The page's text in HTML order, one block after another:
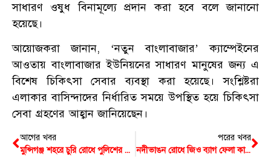
সাধারণ ওষুধ বিনামূল্যে প্রদান করা হবে বলে জানানো
হয়েছে।
আয়োজকরা জানান, ‘নতুন বাংলাবাজার’ ক্যাম্পেইনের
আওতায় বাংলাবাজার ইউনিয়নের সাধারণ মানুষের জন্য এ
বিশেষ চিকিৎসা সেবার ব্যবস্থা করা হয়েছে। সংশ্লিষ্টরা
এলাকার বাসিন্দাদের নির্ধারিত সময়ে উপস্থিত হয়ে চিকিৎসা
সেবা গ্রহণের আহ্বান জানিয়েছেন।
আগের খবর
মুন্সিগঞ্জ শহরে চুরি রোধে পুলিশের অভিযান, ৪ চোরসহ ১৩ জন আটক
পরের খবর
নদীভাঙন রোধে জিও ব্যাগ ফেলা কার্যক্রম পরিদর্শনে এমপি রতন, মান ঠিক রাখার অনুরোধ